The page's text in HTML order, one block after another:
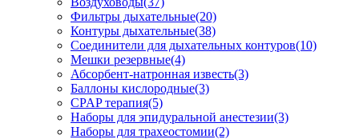
Фильтры дыхательные(20)
Контуры дыхательные(38)
Соединители для дыхательных контуров(10)
Мешки резервные(4)
Абсорбент-натронная известь(3)
Баллоны кислородные(3)
CPAP терапия(5)
Наборы для эпидуральной анестезии(3)
Наборы для трахеостомии(2)